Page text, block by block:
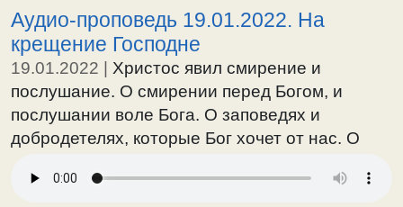
Аудио-проповедь 19.01.2022. На
крещение Господне
19.01.2022
Христос явил смирение и
послушание. О смирении перед Богом, и
послушании воле Бога. О заповедях и
добродетелях, которые Бог хочет от нас. О
душевном, и власти дьявола над человеком. О